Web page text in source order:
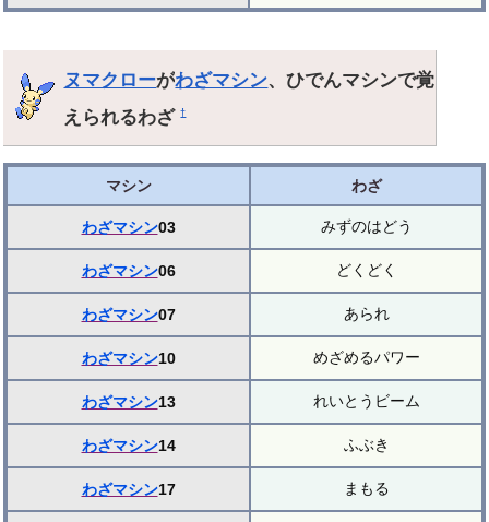
ヌマクローがわざマシン、ひでんマシンで覚
えられるわざ†
マシン わざ
わざマシン03 みずのはどう
わざマシン06 どくどく
わざマシン07 あられ
わざマシン10 めざめるパワー
わざマシン13 れいとうビーム
わざマシン14 ふぶき
わざマシン17 まもる